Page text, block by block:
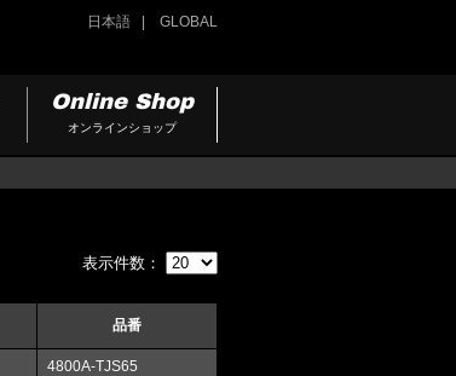
日本語 GLOBAL
Online Shop
オンラインショップ
表示件数：
品番
4800A-TJS65